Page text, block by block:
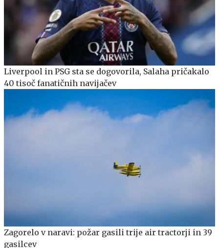
Liverpool in PSG sta se dogovorila, Salaha pričakalo
40 tisoč fanatičnih navijačev
Zagorelo v naravi: požar gasili trije air tractorji in 39
gasilcev